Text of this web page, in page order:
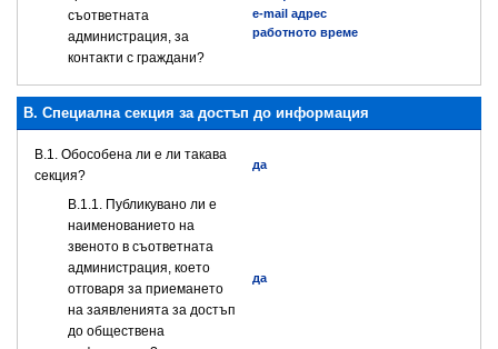
съответната
администрация, за
контакти с граждани?
e-mail адрес
работното време
B. Специална секция за достъп до информация
В.1. Обособена ли е ли такава
секция?
да
В.1.1. Публикувано ли е
наименованието на
звеното в съответната
администрация, което
отговаря за приемането
на заявленията за достъп
до обществена
да